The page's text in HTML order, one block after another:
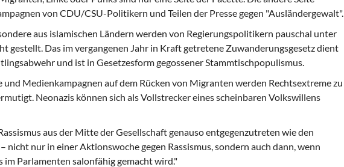
von CDU/CSU-Politikern und Teilen der Presse gegen "Ausländergewalt".
aus islamischen Ländern werden von Regierungspolitikern pauschal unter
gestellt. Das im vergangenen Jahr in Kraft getretene Zuwanderungsgesetz dient
und ist in Gesetzesform gegossener Stammtischpopulismus.
und Medienkampagnen auf dem Rücken von Migranten werden Rechtsextreme zu
Neonazis können sich als Vollstrecker eines scheinbaren Volkswillens
aus der Mitte der Gesellschaft genauso entgegenzutreten wie den
nicht nur in einer Aktionswoche gegen Rassismus, sondern auch dann, wenn
im Parlamenten salonfähig gemacht wird."